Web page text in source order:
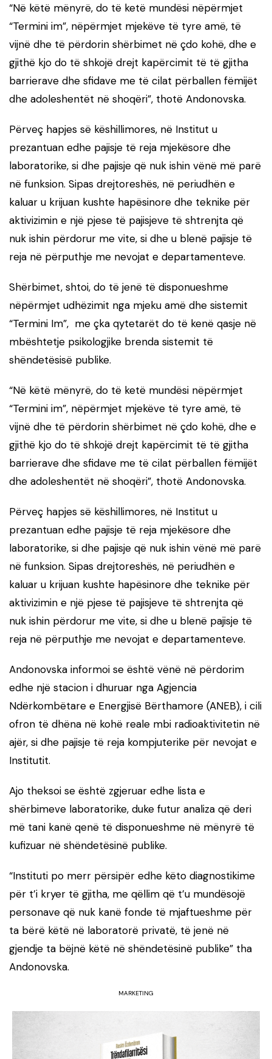
“Në këtë mënyrë, do të ketë mundësi nëpërmjet
“Termini im”, nëpërmjet mjekëve të tyre amë, të
vijnë dhe të përdorin shërbimet në çdo kohë, dhe e
gjithë kjo do të shkojë drejt kapërcimit të të gjitha
barrierave dhe sfidave me të cilat përballen fëmijët
dhe adoleshentët në shoqëri”, thotë Andonovska.
Përveç hapjes së këshillimores, në Institut u
prezantuan edhe pajisje të reja mjekësore dhe
laboratorike, si dhe pajisje që nuk ishin vënë më parë
në funksion. Sipas drejtoreshës, në periudhën e
kaluar u krijuan kushte hapësinore dhe teknike për
aktivizimin e një pjese të pajisjeve të shtrenjta që
nuk ishin përdorur me vite, si dhe u blenë pajisje të
reja në përputhje me nevojat e departamenteve.
Shërbimet, shtoi, do të jenë të disponueshme
nëpërmjet udhëzimit nga mjeku amë dhe sistemit
“Termini Im”, me çka qytetarët do të kenë qasje në
mbështetje psikologjike brenda sistemit të
shëndetësisë publike.
“Në këtë mënyrë, do të ketë mundësi nëpërmjet
“Termini im”, nëpërmjet mjekëve të tyre amë, të
vijnë dhe të përdorin shërbimet në çdo kohë, dhe e
gjithë kjo do të shkojë drejt kapërcimit të të gjitha
barrierave dhe sfidave me të cilat përballen fëmijët
dhe adoleshentët në shoqëri”, thotë Andonovska.
Përveç hapjes së këshillimores, në Institut u
prezantuan edhe pajisje të reja mjekësore dhe
laboratorike, si dhe pajisje që nuk ishin vënë më parë
në funksion. Sipas drejtoreshës, në periudhën e
kaluar u krijuan kushte hapësinore dhe teknike për
aktivizimin e një pjese të pajisjeve të shtrenjta që
nuk ishin përdorur me vite, si dhe u blenë pajisje të
reja në përputhje me nevojat e departamenteve.
Andonovska informoi se është vënë në përdorim
edhe një stacion i dhuruar nga Agjencia
Ndërkombëtare e Energjisë Bërthamore (ANEB), i cili
ofron të dhëna në kohë reale mbi radioaktivitetin në
ajër, si dhe pajisje të reja kompjuterike për nevojat e
Institutit.
Ajo theksoi se është zgjeruar edhe lista e
shërbimeve laboratorike, duke futur analiza që deri
më tani kanë qenë të disponueshme në mënyrë të
kufizuar në shëndetësinë publike.
“Instituti po merr përsipër edhe këto diagnostikime
për t’i kryer të gjitha, me qëllim që t’u mundësojë
personave që nuk kanë fonde të mjaftueshme për
ta bërë këtë në laboratorë privatë, të jenë në
gjendje ta bëjnë këtë në shëndetësinë publike” tha
Andonovska.
MARKETING